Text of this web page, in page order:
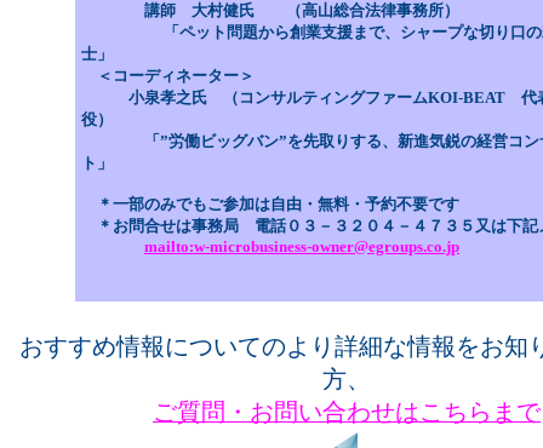
講師 大村健氏 （高山総合法律事務所）
「ペット問題から創業支援まで、シャープな切り口の
士」
＜コーディネーター＞
小泉孝之氏 （コンサルティングファームKOI-BEAT 代
役）
「”労働ビッグバン”を先取りする、新進気鋭の経営コン
ト」
＊一部のみでもご参加は自由・無料・予約不要です
＊お問合せは事務局 電話０３－３２０４－４７３５又は下記
mailto:w-microbusiness-owner@egroups.co.jp
おすすめ情報についてのより詳細な情報をお知
方、
ご質問・お問い合わせはこちらまで